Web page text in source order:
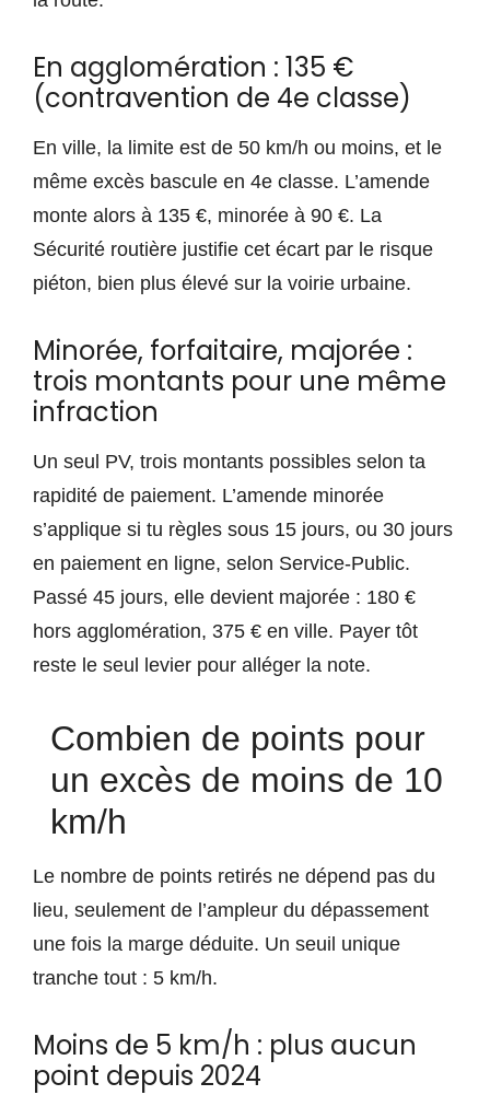
En agglomération : 135 €
(contravention de 4e classe)
En ville, la limite est de 50 km/h ou moins, et le
même excès bascule en 4e classe. L’amende
monte alors à 135 €, minorée à 90 €. La
Sécurité routière justifie cet écart par le risque
piéton, bien plus élevé sur la voirie urbaine.
Minorée, forfaitaire, majorée :
trois montants pour une même
infraction
Un seul PV, trois montants possibles selon ta
rapidité de paiement. L’amende minorée
s’applique si tu règles sous 15 jours, ou 30 jours
en paiement en ligne, selon Service-Public.
Passé 45 jours, elle devient majorée : 180 €
hors agglomération, 375 € en ville. Payer tôt
reste le seul levier pour alléger la note.
Combien de points pour
un excès de moins de 10
km/h
Le nombre de points retirés ne dépend pas du
lieu, seulement de l’ampleur du dépassement
une fois la marge déduite. Un seuil unique
tranche tout : 5 km/h.
Moins de 5 km/h : plus aucun
point depuis 2024